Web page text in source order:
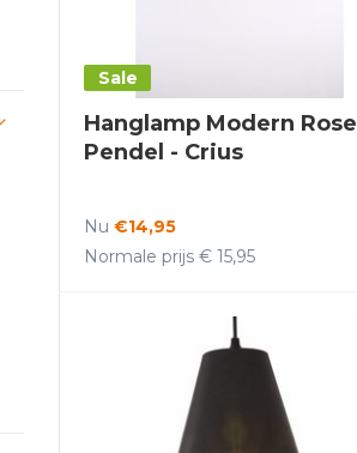
Sale
Hanglamp Modern Rose
Pendel - Crius
Nu €14,95
Normale prijs € 15,95